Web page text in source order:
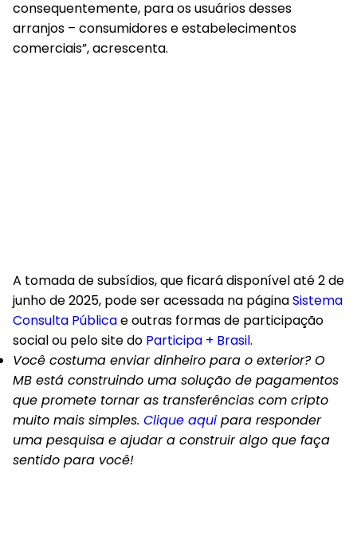
consequentemente, para os usuários desses
arranjos – consumidores e estabelecimentos
comerciais”, acrescenta.
A tomada de subsídios, que ficará disponível até 2 de
junho de 2025, pode ser acessada na páginaSistema
Consulta Públicae outras formas de participação
social ou pelo site do Participa + Brasil.
Você costuma enviar dinheiro para o exterior? O
MB está construindo uma solução de pagamentos
que promete tornar as transferências com cripto
muito mais simples. Clique aqui para responder
uma pesquisa e ajudar a construir algo que faça
sentido para você!